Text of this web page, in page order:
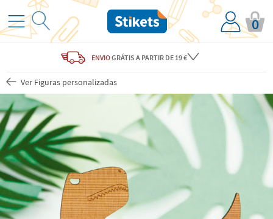
0
ENVIOGRÁTIS A PARTIR DE 19 €
Ver Figuras personalizadas